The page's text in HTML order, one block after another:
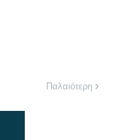
Παλαιότερη